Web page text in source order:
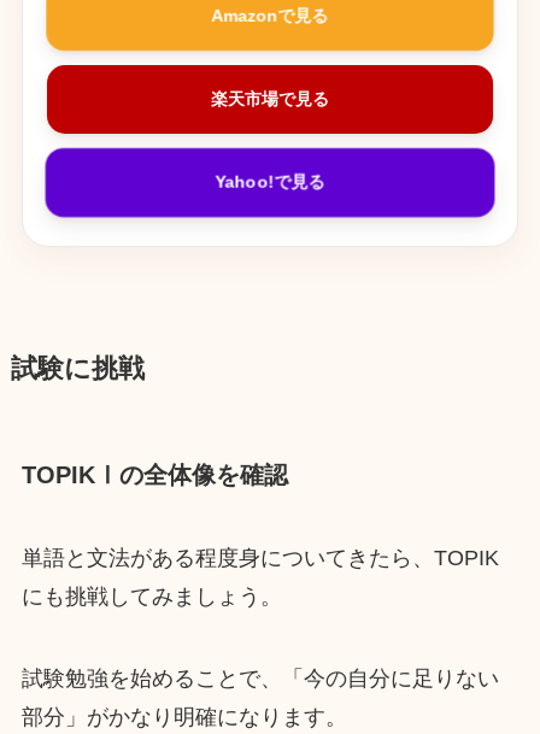
Amazonで見る
楽天市場で見る
Yahoo!で見る
試験に挑戦
TOPIKⅠの全体像を確認
単語と文法がある程度身についてきたら、TOPIK
にも挑戦してみましょう。
試験勉強を始めることで、「今の自分に足りない
部分」がかなり明確になります。